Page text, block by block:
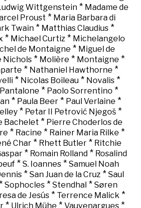
Wittgenstein * Madame de
Proust * Maria Barbara di
Twain* Matthias Claudius*
* Michael Curtiz * Michelangelo
de Montaigne * Miguel de
Nichols * Molière * Montaigne *
* Nathaniel Hawthorne *
* Nicolas Boileau * Novalis *
Pantalone * Paolo Sorrentino *
* Paula Beer * Paul Verlaine *
* Petar II Petrović Njegoš *
Bachelet * Pierre Choderlos de
* Racine * Rainer Maria Rilke *
Char* Rhett Butler* Ritchie
* Romain Rolland* Rosalind
* S. Ioannes* Samuel Noah
* San Juan de la Cruz * Saul
Sophocles * Stendhal * Søren
de Jesús* Terrence Malick *
* Ulrich Mühe * Vauvenargues *